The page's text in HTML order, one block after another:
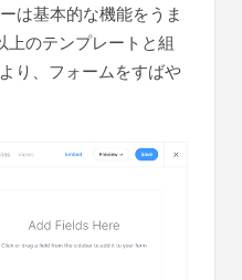
は基本的な機能をうま
上のテンプレートと組
り、フォームをすばや